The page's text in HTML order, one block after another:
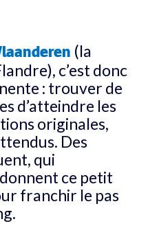
(la
c’est donc
: trouver de
d’atteindre les
originales,
Des
qui
ce petit
franchir le pas